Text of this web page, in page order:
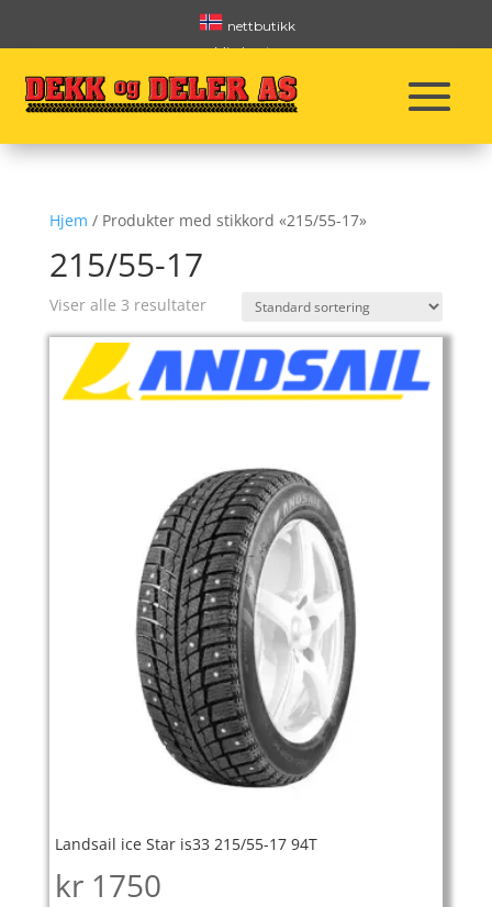
nettbutikk
Min konto
Handlekurv
Betingelser
Hjem / Produkter med stikkord «215/55-17»
215/55-17
Viser alle 3 resultater
Landsail ice Star is33 215/55-17 94T
kr 1750